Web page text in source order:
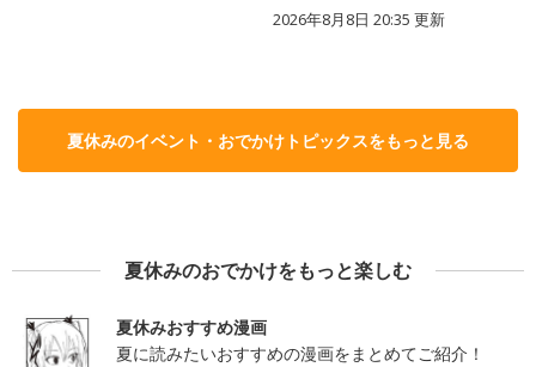
2026年8月8日 20:35 更新
夏休みのイベント・おでかけトピックスをもっと見る
夏休みのおでかけをもっと楽しむ
夏休みおすすめ漫画
夏に読みたいおすすめの漫画をまとめてご紹介！